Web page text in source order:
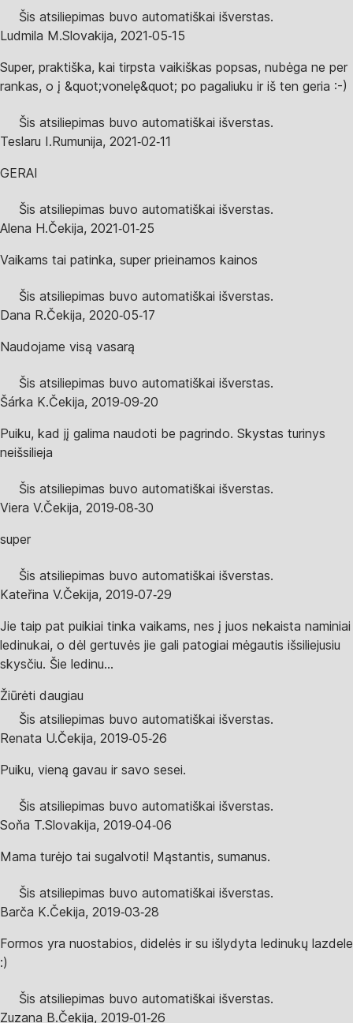
Šis atsiliepimas buvo automatiškai išverstas.
Ludmila M.Slovakija, 2021‑05‑15
Super, praktiška, kai tirpsta vaikiškas popsas, nubėga ne per
rankas, o į &quot;vonelę&quot; po pagaliuku ir iš ten geria :-)
Šis atsiliepimas buvo automatiškai išverstas.
Teslaru I.Rumunija, 2021‑02‑11
GERAI
Šis atsiliepimas buvo automatiškai išverstas.
Alena H.Čekija, 2021‑01‑25
Vaikams tai patinka, super prieinamos kainos
Šis atsiliepimas buvo automatiškai išverstas.
Dana R.Čekija, 2020‑05‑17
Naudojame visą vasarą
Šis atsiliepimas buvo automatiškai išverstas.
Šárka K.Čekija, 2019‑09‑20
Puiku, kad jį galima naudoti be pagrindo. Skystas turinys
neišsilieja
Šis atsiliepimas buvo automatiškai išverstas.
Viera V.Čekija, 2019‑08‑30
super
Šis atsiliepimas buvo automatiškai išverstas.
Kateřina V.Čekija, 2019‑07‑29
Jie taip pat puikiai tinka vaikams, nes į juos nekaista naminiai
ledinukai, o dėl gertuvės jie gali patogiai mėgautis išsiliejusiu
skysčiu. Šie ledinu...
Žiūrėti daugiau
Šis atsiliepimas buvo automatiškai išverstas.
Renata U.Čekija, 2019‑05‑26
Puiku, vieną gavau ir savo sesei.
Šis atsiliepimas buvo automatiškai išverstas.
Soňa T.Slovakija, 2019‑04‑06
Mama turėjo tai sugalvoti! Mąstantis, sumanus.
Šis atsiliepimas buvo automatiškai išverstas.
Barča K.Čekija, 2019‑03‑28
Formos yra nuostabios, didelės ir su išlydyta ledinukų lazdele
:)
Šis atsiliepimas buvo automatiškai išverstas.
Zuzana B.Čekija, 2019‑01‑26